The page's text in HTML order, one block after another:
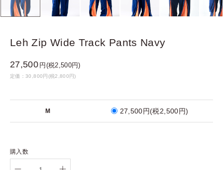
Leh Zip Wide Track Pants Navy
27,500 円(税2,500円)
定価：30,800円(税2,800円)
M 27,500円(税2,500円)
購入数